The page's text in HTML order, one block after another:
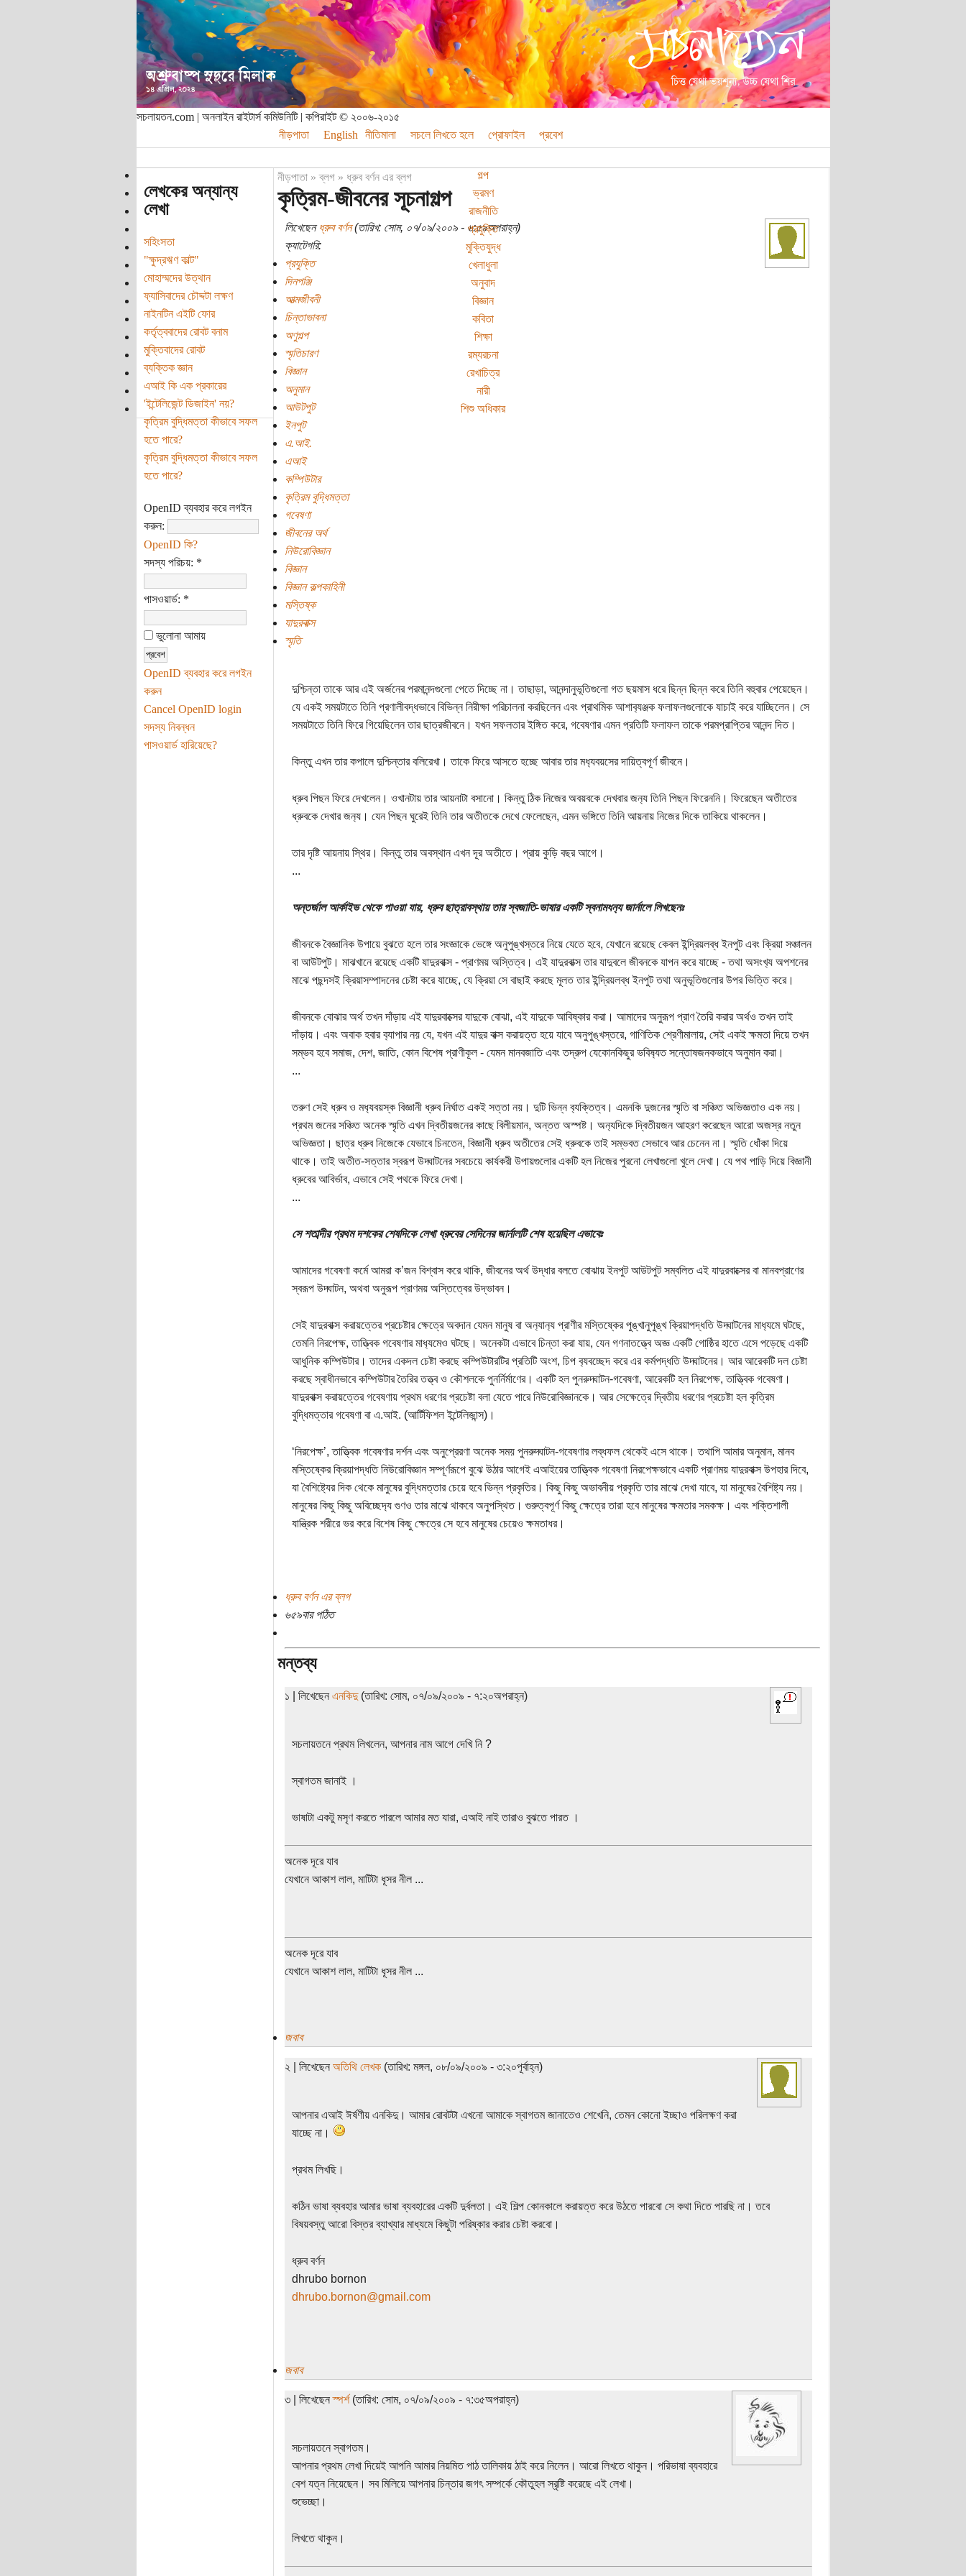
সচলায়তন.com | অনলাইন রাইটার্স কমিউনিটি | কপিরাইট © ২০০৬-২০১৫
নীড়পাতা
English নীতিমালা সচলে লিখতে হলে প্রোফাইল প্রবেশ
গল্প
ভ্রমণ
রাজনীতি
প্রযুক্তি
মুক্তিযুদ্ধ
খেলাধুলা
অনুবাদ
বিজ্ঞান
কবিতা
শিক্ষা
রম্যরচনা
রেখাচিত্র
নারী
শিশু অধিকার
লেখকের অন্যান্য
লেখা
সহিংসতা
"ক্ষুদ্রঋণ কাল্ট"
মোহাম্মদের উত্থান
ফ্যাসিবাদের চৌদ্দটা লক্ষণ
নাইনটিন এইটি ফোর
কর্তৃত্ববাদের রোবট বনাম
মুক্তিবাদের রোবট
ব্যক্তিক জ্ঞান
এআই কি এক প্রকারের
'ইন্টেলিজেন্ট ডিজাইন' নয়?
কৃত্রিম বুদ্ধিমত্তা কীভাবে সফল
হতে পারে?
কৃত্রিম বুদ্ধিমত্তা কীভাবে সফল
হতে পারে?
OpenID ব্যবহার করে লগইন
করুন:
OpenID কি?
সদস্য পরিচয়: *
পাসওয়ার্ড: *
ভুলোনা আমায়
OpenID ব্যবহার করে লগইন
করুন
Cancel OpenID login
সদস্য নিবন্ধন
পাসওয়ার্ড হারিয়েছে?
নীড়পাতা»ব্লগ» ধ্রুব বর্ণন এর ব্লগ
কৃত্রিম-জীবনের সূচনাগল্প
লিখেছেনধ্রুব বর্ণন(তারিখ: সোম, ০৭/০৯/২০০৯ - ৬:৫৯অপরাহ্ন)
ক্যাটেগরি:
প্রযুক্তি
দিনপঞ্জি
আত্মজীবনী
চিন্তাভাবনা
অণুগল্প
স্মৃতিচারণ
বিজ্ঞান
অনুমান
আউটপুট
ইনপুট
এ.আই.
এআই
কম্পিউটার
কৃত্রিম বুদ্ধিমত্তা
গবেষণা
জীবনের অর্থ
নিউরোবিজ্ঞান
বিজ্ঞান
বিজ্ঞান কল্পকাহিনী
মস্তিষ্ক
যাদুরবাক্স
স্মৃতি
দুশ্চিন্তা তাকে আর এই অর্জনের পরমানন্দগুলো পেতে দিচ্ছে না। তাছাড়া, আনন্দানুভূতিগুলো গত ছয়মাস ধরে ছিন্ন ছিন্ন করে তিনি বহুবার পেয়েছেন।
যে একই সময়টাতে তিনি প্রণালীবদ্ধভাবে বিভিন্ন নিরীক্ষা পরিচালনা করছিলেন এবং প্রাথমিক আশাব‍্যঞ্জক ফলাফলগুলোকে যাচাই করে যাচ্ছিলেন। সে
সময়টাতে তিনি ফিরে গিয়েছিলেন তার ছাত্রজীবনে। যখন সফলতার ইঙ্গিত করে, গবেষণার এমন প্রতিটি ফলাফল তাকে পরমপ্রাপ্তির আনন্দ দিত।
কিন্তু এখন তার কপালে দুশ্চিন্তার বলিরেখা। তাকে ফিরে আসতে হচ্ছে আবার তার মধ‍্যবয়সের দায়িত্বপূর্ণ জীবনে।
ধ্রুব পিছন ফিরে দেখলেন। ওখানটায় তার আয়নাটা বসানো। কিন্তু ঠিক নিজের অবয়বকে দেখবার জন‍্য তিনি পিছন ফিরেননি। ফিরেছেন অতীতের
ধ্রুবকে দেখার জন‍্য। যেন পিছন ঘুরেই তিনি তার অতীতকে দেখে ফেলেছেন, এমন ভঙ্গিতে তিনি আয়নায় নিজের দিকে তাকিয়ে থাকলেন।
তার দৃষ্টি আয়নায় স্থির। কিন্তু তার অবস্থান এখন দূর অতীতে। প্রায় কুড়ি বছর আগে।
...
অন্তর্জাল আর্কাইভ থেকে পাওয়া যায়, ধ্রুব ছাত্রাবস্থায় তার স্বজাতি-ভাষার একটি স্বনামধন‍্য জার্নালে লিখছেনঃ
জীবনকে বৈজ্ঞানিক উপায়ে বুঝতে হলে তার সংজ্ঞাকে ভেঙ্গে অনুপুঙ্খস্তরে নিয়ে যেতে হবে, যেখানে রয়েছে কেবল ইন্দ্রিয়লব্ধ ইনপুট এবং ক্রিয়া সঞ্চালন
বা আউটপুট। মাঝখানে রয়েছে একটি যাদুরবাক্স - প্রাণময় অস্তিত্ব। এই যাদুরবাক্স তার যাদুবলে জীবনকে যাপন করে যাচ্ছে - তথা অসংখ‍্য অপশনের
মাঝে পছন্দসই ক্রিয়াসম্পাদনের চেষ্টা করে যাচ্ছে, যে ক্রিয়া সে বাছাই করছে মূলত তার ইন্দ্রিয়লব্ধ ইনপুট তথা অনুভূতিগুলোর উপর ভিত্তি করে।
জীবনকে বোঝার অর্থ তখন দাঁড়ায় এই যাদুরবাক্সের যাদুকে বোঝা, এই যাদুকে আবিষ্কার করা। আমাদের অনুরূপ প্রাণ তৈরি করার অর্থও তখন তাই
দাঁড়ায়। এবং অবাক হবার ব‍্যাপার নয় যে, যখন এই যাদুর বাক্স করায়ত্ত হয়ে যাবে অনুপুঙ্খস্তরে, গাণিতিক শ্রেণীমালায়, সেই একই ক্ষমতা দিয়ে তখন
সম্ভব হবে সমাজ, দেশ, জাতি, কোন বিশেষ প্রাণীকূল - যেমন মানবজাতি এবং তদ্রুপ যেকোনকিছুর ভবিষ‍্যত সন্তোষজনকভাবে অনুমান করা।
...
তরুণ সেই ধ্রুব ও মধ‍্যবয়স্ক বিজ্ঞানী ধ্রুব নির্ঘাত একই সত্তা নয়। দুটি ভিন্ন ব‍্যক্তিত্ব। এমনকি দুজনের স্মৃতি বা সঞ্চিত অভিজ্ঞতাও এক নয়।
প্রথম জনের সঞ্চিত অনেক স্মৃতি এখন দ্বিতীয়জনের কাছে বিলীয়মান, অন্তত অস্পষ্ট। অন‍্যদিকে দ্বিতীয়জন আহরণ করেছেন আরো অজস্র নতুন
অভিজ্ঞতা। ছাত্র ধ্রুব নিজেকে যেভাবে চিনতেন, বিজ্ঞানী ধ্রুব অতীতের সেই ধ্রুবকে তাই সম্ভবত সেভাবে আর চেনেন না। স্মৃতি ধোঁকা দিয়ে
থাকে। তাই অতীত-সত্তার স্বরূপ উদ্ঘাটনের সবচেয়ে কার্যকরী উপায়গুলোর একটি হল নিজের পুরনো লেখাগুলো খুলে দেখা। যে পথ পাড়ি দিয়ে বিজ্ঞানী
ধ্রুবের আবির্ভাব, এভাবে সেই পথকে ফিরে দেখা।
...
সে শতাব্দীর প্রথম দশকের শেষদিকে লেখা ধ্রুবের সেদিনের জার্নালটি শেষ হয়েছিল এভাবেঃ
আমাদের গবেষণা কর্মে আমরা ক’জন বিশ্বাস করে থাকি, জীবনের অর্থ উদ্ধার বলতে বোঝায় ইনপুট আউটপুট সম্বলিত এই যাদুরবাক্সের বা মানবপ্রাণের
স্বরূপ উদ্ঘাটন, অথবা অনুরূপ প্রাণময় অস্তিত্বের উদ্ভাবন।
সেই যাদুরবাক্স করায়ত্তের প্রচেষ্টার ক্ষেত্রে অবদান যেমন মানুষ বা অন‍্যান‍্য প্রাণীর মস্তিষ্কের পুঙ্খানুপুঙ্খ ক্রিয়াপদ্ধতি উদ্ঘাটনের মাধ‍্যমে ঘটছে,
তেমনি নিরপেক্ষ, তাত্ত্বিক গবেষণার মাধ‍্যমেও ঘটছে। অনেকটা এভাবে চিন্তা করা যায়, যেন গণনাতত্ত্বে অজ্ঞ একটি গোষ্ঠির হাতে এসে পড়েছে একটি
আধুনিক কম্পিউটার। তাদের একদল চেষ্টা করছে কম্পিউটারটির প্রতিটি অংশ, চিপ ব‍্যবচ্ছেদ করে এর কর্মপদ্ধতি উদ্ঘাটনের। আর আরেকটি দল চেষ্টা
করছে স্বাধীনভাবে কম্পিউটার তৈরির তত্ত্ব ও কৌশলকে পুনর্নির্মাণের। একটি হল পুনরুদ্ঘাটন-গবেষণা, আরেকটি হল নিরপেক্ষ, তাত্ত্বিক গবেষণা।
যাদুরবাক্স করায়ত্তের গবেষণায় প্রথম ধরণের প্রচেষ্টা বলা যেতে পারে নিউরোবিজ্ঞানকে। আর সেক্ষেত্রে দ্বিতীয় ধরণের প্রচেষ্টা হল কৃত্রিম
বুদ্ধিমত্তার গবেষণা বা এ.আই. (আর্টিফিশল ইন্টেলিজান্স)।
‘নিরপেক্ষ’, তাত্ত্বিক গবেষণার দর্শন এবং অনুপ্রেরণা অনেক সময় পুনরুদ্ঘাটন-গবেষণার লব্ধফল থেকেই এসে থাকে। তথাপি আমার অনুমান, মানব
মস্তিষ্কের ক্রিয়াপদ্ধতি নিউরোবিজ্ঞান সম্পূর্ণরূপে বুঝে উঠার আগেই এআইয়ের তাত্ত্বিক গবেষণা নিরপেক্ষভাবে একটি প্রাণময় যাদুরবাক্স উপহার দিবে,
যা বৈশিষ্ট্যের দিক থেকে মানুষের বুদ্ধিমত্তার চেয়ে হবে ভিন্ন প্রকৃতির। কিছু কিছু অভাবনীয় প্রকৃতি তার মাঝে দেখা যাবে, যা মানুষের বৈশিষ্ট‍্য নয়।
মানুষের কিছু কিছু অবিচ্ছেদ‍্য গুণও তার মাঝে থাকবে অনুপস্থিত। গুরুত্বপূর্ণ কিছু ক্ষেত্রে তারা হবে মানুষের ক্ষমতার সমকক্ষ। এবং শক্তিশালী
যান্ত্রিক শরীরে ভর করে বিশেষ কিছু ক্ষেত্রে সে হবে মানুষের চেয়েও ক্ষমতাধর।
ধ্রুব বর্ণন এর ব্লগ
৬৫৯বার পঠিত
মন্তব্য
১ | লিখেছেন এনকিদু(তারিখ: সোম, ০৭/০৯/২০০৯ - ৭:২০অপরাহ্ন)
সচলায়তনে প্রথম লিখলেন, আপনার নাম আগে দেখি নি ?
স্বাগতম জানাই ।
ভাষাটা একটু মসৃণ করতে পারলে আমার মত যারা, এআই নাই তারাও বুঝতে পারত ।
অনেক দূরে যাব
যেখানে আকাশ লাল, মাটিটা ধূসর নীল ...
অনেক দূরে যাব
যেখানে আকাশ লাল, মাটিটা ধূসর নীল ...
জবাব
২ | লিখেছেন অতিথি লেখক(তারিখ: মঙ্গল, ০৮/০৯/২০০৯ - ৩:২০পূর্বাহ্ন)
আপনার এআই ঈর্ষণীয় এনকিদু। আমার রোবটটা এখনো আমাকে স্বাগতম জানাতেও শেখেনি, তেমন কোনো ইচ্ছাও পরিলক্ষণ করা
যাচ্ছে না।
প্রথম লিখছি।
কঠিন ভাষা ব্যবহার আমার ভাষা ব্যবহারের একটি দুর্বলতা। এই শিল্প কোনকালে করায়ত্ত করে উঠতে পারবো সে কথা দিতে পারছি না। তবে
বিষয়বস্তু আরো বিস্তর ব্যাখ্যার মাধ্যমে কিছুটা পরিষ্কার করার চেষ্টা করবো।
ধ্রুব বর্ণন
dhrubo bornon
dhrubo.bornon@gmail.com
জবাব
৩ | লিখেছেনস্পর্শ(তারিখ: সোম, ০৭/০৯/২০০৯ - ৭:৩৫অপরাহ্ন)
সচলায়তনে স্বাগতম।
আপনার প্রথম লেখা দিয়েই আপনি আমার নিয়মিত পাঠ তালিকায় ঠাই করে নিলেন। আরো লিখতে থাকুন। পরিভাষা ব্যবহারে
বেশ যত্ন নিয়েছেন। সব মিলিয়ে আপনার চিন্তার জগৎ সম্পর্কে কৌতুহল স্রৃষ্টি করেছে এই লেখা।
শুভেচ্ছা।
লিখতে থাকুন।